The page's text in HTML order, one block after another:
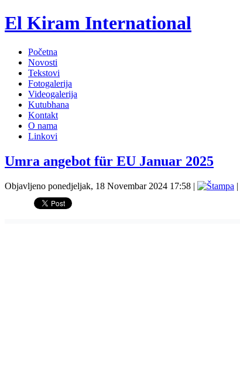
El Kiram International
Početna
Novosti
Tekstovi
Fotogalerija
Videogalerija
Kutubhana
Kontakt
O nama
Linkovi
Umra angebot für EU Januar 2025
Objavljeno ponedjeljak, 18 Novembar 2024 17:58 | |